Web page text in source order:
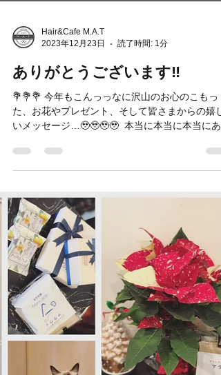
Hair&Cafe M.A.T
ありがとうございます‼️
💐💐💐 今年もこんっっなに沢山のお心のこもっ
た、お花やプレゼント、そして皆さまからの嬉し
いメッセージ…🥹🥹🥹🥹 ⁡ 本当に本当に本当にあ
がとうございます‼️🥹✨✨✨✨ ⁡ 嬉しすぎます。。
😭 ⁡ (嬉しくて写真撮る前に食べちゃったプレゼン
トもあります...